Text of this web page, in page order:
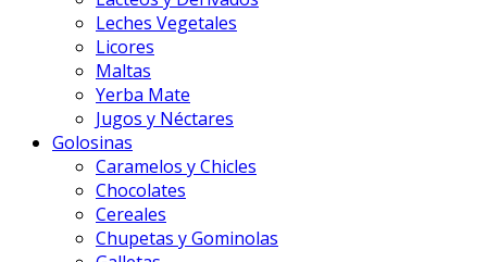
Leches Vegetales
Licores
Maltas
Yerba Mate
Jugos y Néctares
Golosinas
Caramelos y Chicles
Chocolates
Cereales
Chupetas y Gominolas